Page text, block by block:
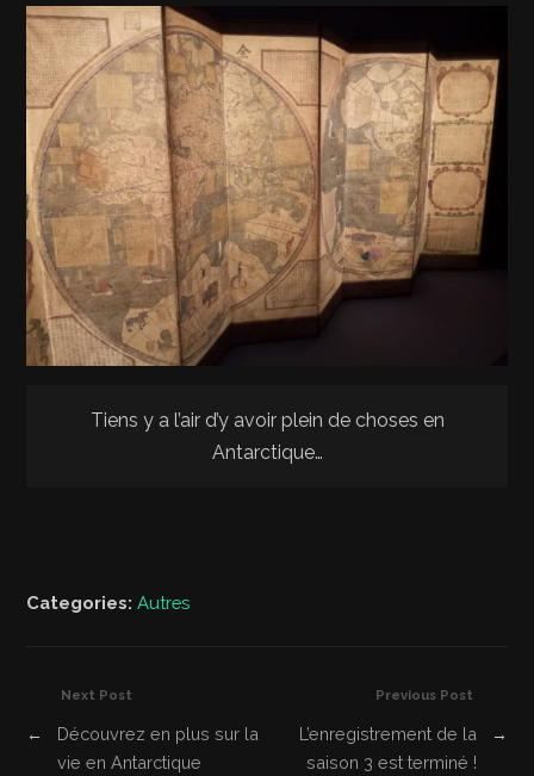
Tiens y a l’air d’y avoir plein de choses en
Antarctique…
Categories:Autres
Previous Post
L’enregistrement de la
saison 3 est terminé !
→
Next Post
←
Découvrez en plus sur la
vie en Antarctique